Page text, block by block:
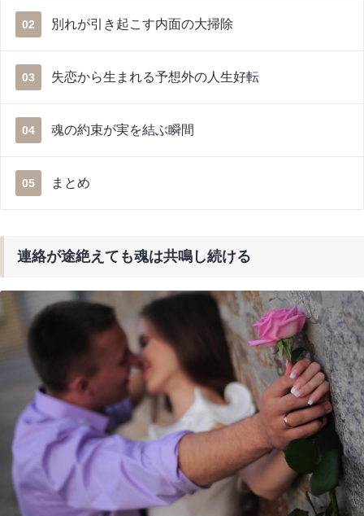
02 別れが引き起こす内面の大掃除
03 失恋から生まれる予想外の人生好転
04 魂の約束が実を結ぶ瞬間
05 まとめ
連絡が途絶えても魂は共鳴し続ける